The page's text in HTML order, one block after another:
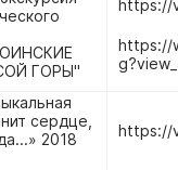
ГОРЫ"
https://
https://
сердце,
2018
https://